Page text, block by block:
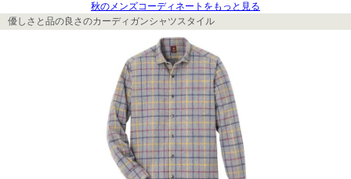
秋のメンズコーディネートをもっと見る
優しさと品の良さのカーディガンシャツスタイル